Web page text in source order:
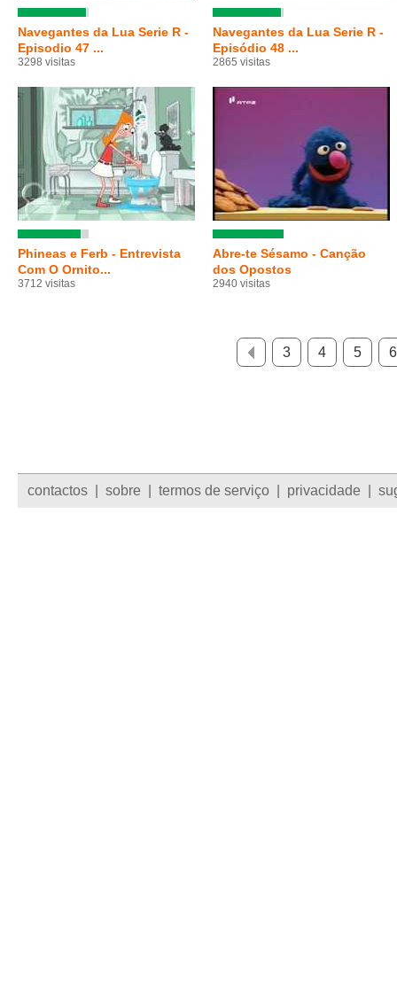
Navegantes da Lua Serie R -
Episodio 47 ...
3298 visitas
Navegantes da Lua Serie R -
Episódio 48 ...
2865 visitas
Phineas e Ferb - Entrevista
Com O Ornito...
3712 visitas
Abre-te Sésamo - Canção
dos Opostos
2940 visitas
3 4 5 6
contactos sobre termos de serviço privacidade